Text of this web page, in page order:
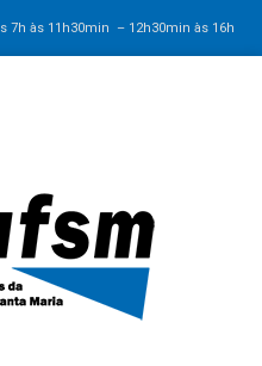
7h às 11h30min – 12h30minàs 16h